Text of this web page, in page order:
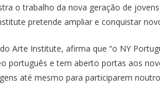
o trabalho da nova geração de
pretende ampliar e conquistar
Arte Institute, afirma que “o NY
português e tem aberto portas aos
até mesmo para participarem